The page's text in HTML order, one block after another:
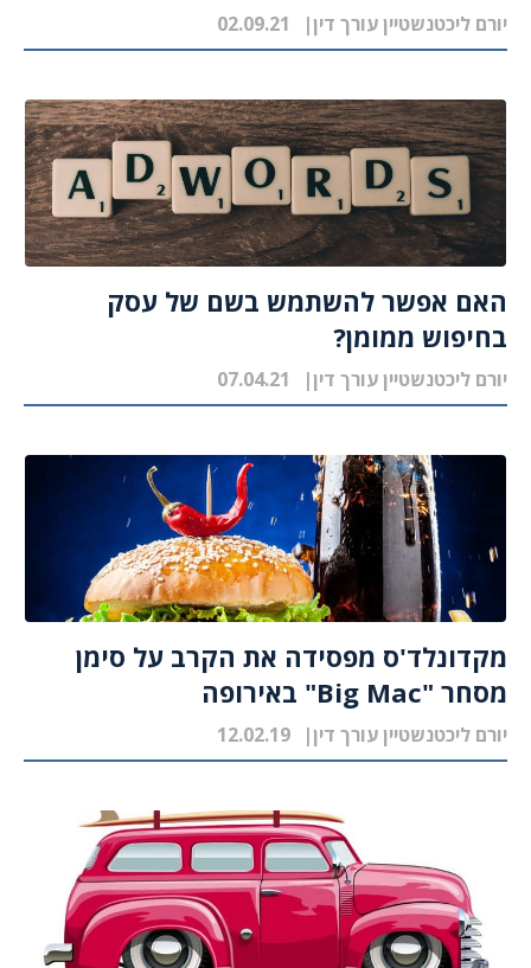
יורם ליכטנשטיין עורך דין 02.09.21
האם אפשר להשתמש בשם של עסק
בחיפוש ממומן?
יורם ליכטנשטיין עורך דין 07.04.21
מקדונלד'ס מפסידה את הקרב על סימן
מסחר "Big Mac" באירופה
יורם ליכטנשטיין עורך דין 12.02.19